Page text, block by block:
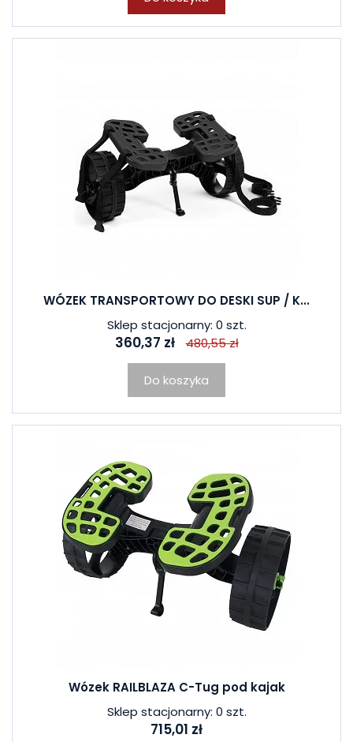
WÓZEK TRANSPORTOWY DO DESKI SUP / K...
Sklep stacjonarny: 0 szt.
360,37 zł 480,55 zł
Do koszyka
Wózek RAILBLAZA C-Tug pod kajak
Sklep stacjonarny: 0 szt.
715,01 zł